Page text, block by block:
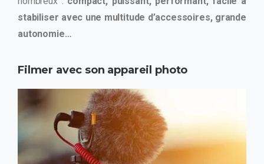
stabiliser avec une multitude d’accessoires, grande
autonomie…
Filmer avec son appareil photo